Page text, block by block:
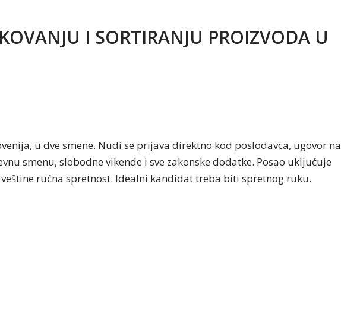
I SORTIRANJU PROIZVODA U
u dve smene. Nudi se prijava direktno kod poslodavca, ugovor na
smenu, slobodne vikende i sve zakonske dodatke. Posao uključuje
ručna spretnost. Idealni kandidat treba biti spretnog ruku.